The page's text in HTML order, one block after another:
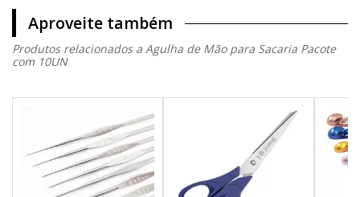
Aproveite também
Produtos relacionados a Agulha de Mão para Sacaria Pacote
com 10UN